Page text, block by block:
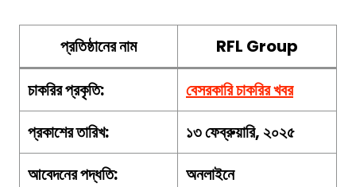
প্রতিষ্ঠানের নাম
RFL Group
চাকরিরপ্রকৃতি:
বেসরকারি চাকরির খবর
প্রকাশের তারিখ:
১৩ ফেব্রুয়ারি, ২০২৫
আবেদনের পদ্ধতি:
অনলাইনে